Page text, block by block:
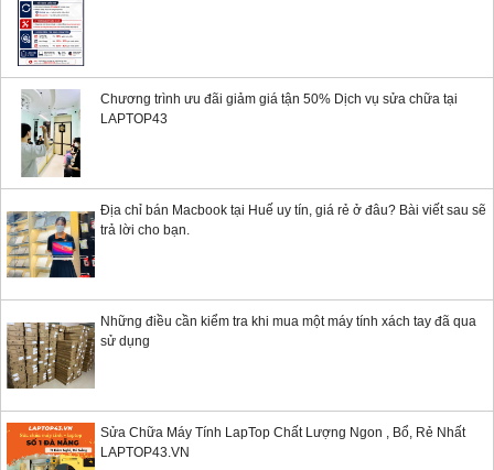
Chương trình ưu đãi giảm giá tận 50% Dịch vụ sửa chữa tại
LAPTOP43
Địa chỉ bán Macbook tại Huế uy tín, giá rẻ ở đâu? Bài viết sau sẽ
trả lời cho bạn.
Những điều cần kiểm tra khi mua một máy tính xách tay đã qua
sử dụng
Sửa Chữa Máy Tính LapTop Chất Lượng Ngon , Bổ, Rẻ Nhất
LAPTOP43.VN